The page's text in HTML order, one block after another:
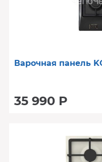
Варочная панель
35 990 Р